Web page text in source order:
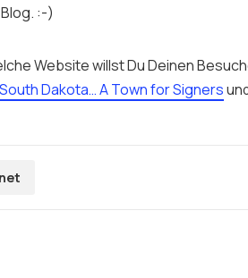
:-)
Websitewillst Du Deinen
Dakota… A Town for Signers